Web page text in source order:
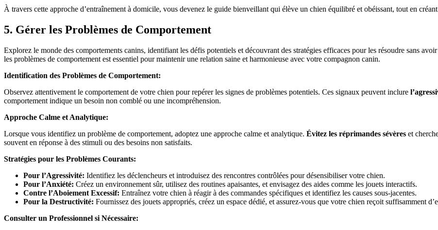
À travers cette approche d’entraînement à domicile, vous devenez le guide bienveillant qui élève un chien équilibré et obéissant, tout en
5. Gérer les Problèmes de Comportement
Explorez le monde des comportements canins, identifiant les défis potentiels et découvrant des stratégies efficaces pour les résoudre sans
les problèmes de comportement est essentiel pour maintenir une relation saine et harmonieuse avec votre compagnon canin.
Identification des Problèmes de Comportement:
Observez attentivement le comportement de votre chien pour repérer les signes de problèmes potentiels. Ces signaux peuvent inclure
comportement indique un besoin non comblé ou une incompréhension.
Approche Calme et Analytique:
Lorsque vous identifiez un problème de comportement, adoptez une approche calme et analytique. Évitez les réprimandes sévères et
souvent en réponse à des stimuli ou des besoins non satisfaits.
Stratégies pour les Problèmes Courants:
Pour l’Agressivité: Identifiez les déclencheurs et introduisez des rencontres contrôlées pour désensibiliser votre chien.
Pour l’Anxiété: Créez un environnement sûr, utilisez des routines apaisantes, et envisagez des aides comme les jouets interactifs.
Contre l’Aboiement Excessif: Entraînez votre chien à réagir à des commandes spécifiques et identifiez les causes sous-jacentes.
Pour la Destructivité: Fournissez des jouets appropriés, créez un espace dédié, et assurez-vous que votre chien reçoit suffisamment
Consulter un Professionnel si Nécessaire: